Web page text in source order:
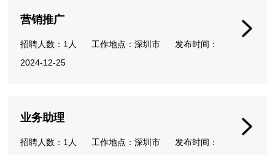
营销推广
招聘人数：1人 工作地点：深圳市 发布时间：
2024-12-25
业务助理
招聘人数：1人 工作地点：深圳市 发布时间：